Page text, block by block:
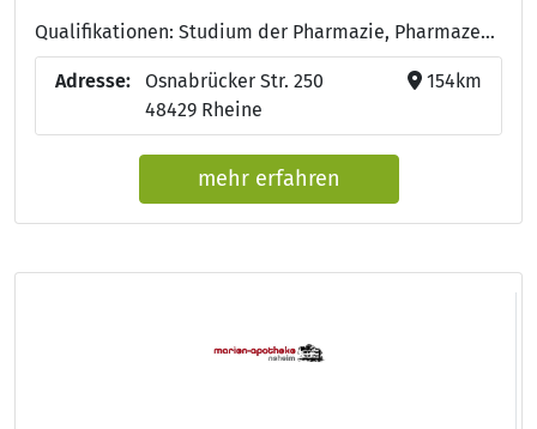
Qualifikationen: Studium der Pharmazie, Pharmazeutisch-technische/r Assistent/in - PTA
Adresse:
Osnabrücker Str. 250
48429 Rheine
154km
mehr erfahren